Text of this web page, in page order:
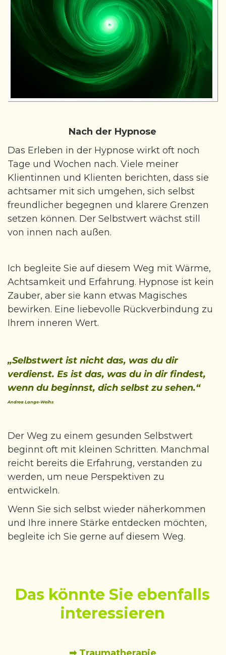
Nach der Hypnose
Das Erleben in der Hypnose wirkt oft noch
Tage und Wochen nach. Viele meiner
Klientinnen und Klienten berichten, dass sie
achtsamer mit sich umgehen, sich selbst
freundlicher begegnen und klarere Grenzen
setzen können. Der Selbstwert wächst still
von innen nach außen.
Ich begleite Sie auf diesem Weg mit Wärme,
Achtsamkeit und Erfahrung. Hypnose ist kein
Zauber, aber sie kann etwas Magisches
bewirken. Eine liebevolle Rückverbindung zu
Ihrem inneren Wert.
„Selbstwert ist nicht das, was du dir
verdienst. Es ist das, was du in dir findest,
wenn du beginnst, dich selbst zu sehen.“
Andrea Lange-Weihs
Der Weg zu einem gesunden Selbstwert
beginnt oft mit kleinen Schritten. Manchmal
reicht bereits die Erfahrung, verstanden zu
werden, um neue Perspektiven zu
entwickeln.
Wenn Sie sich selbst wieder näherkommen
und Ihre innere Stärke entdecken möchten,
begleite ich Sie gerne auf diesem Weg.
Das könnte Sie ebenfalls
interessieren
➡ Traumatherapie